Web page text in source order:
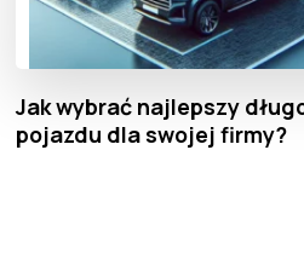
Jak wybrać najlepszy
pojazdu dla swojej firmy?